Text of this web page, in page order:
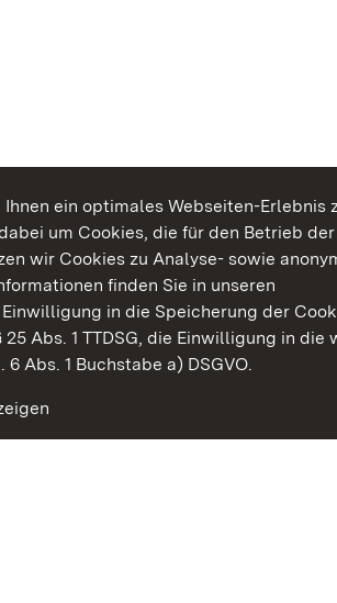
ein optimales Webseiten-Erlebnis
um Cookies, die für den Betrieb
wir Cookies zu Analyse- sowie
finden Sie in unseren
Einwilligung in die Speicherung der
Abs. 1 TTDSG, die Einwilligung in die
Abs. 1 Buchstabe a) DSGVO.